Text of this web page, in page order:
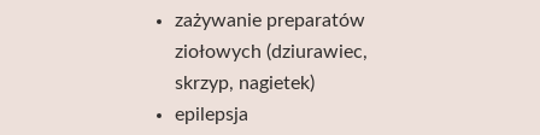
zażywanie preparatów
ziołowych (dziurawiec,
skrzyp, nagietek)
epilepsja